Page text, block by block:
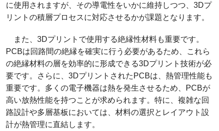
に使用されますが、その導電性をいかに維持しつつ、3Dプ
リントの積層プロセスに対応させるかが課題となります。
また、3Dプリントで使用する絶縁性材料も重要です。
PCBは回路間の絶縁を確実に行う必要があるため、これら
の絶縁材料の層を効率的に形成できる3Dプリント技術が必
要です。さらに、3DプリントされたPCBは、熱管理性能も
重要です。多くの電子機器は熱を発生させるため、PCBが
高い放熱性能を持つことが求められます。特に、複雑な回
路設計や多層基板においては、材料の選択とレイアウト設
計が熱管理に直結します。